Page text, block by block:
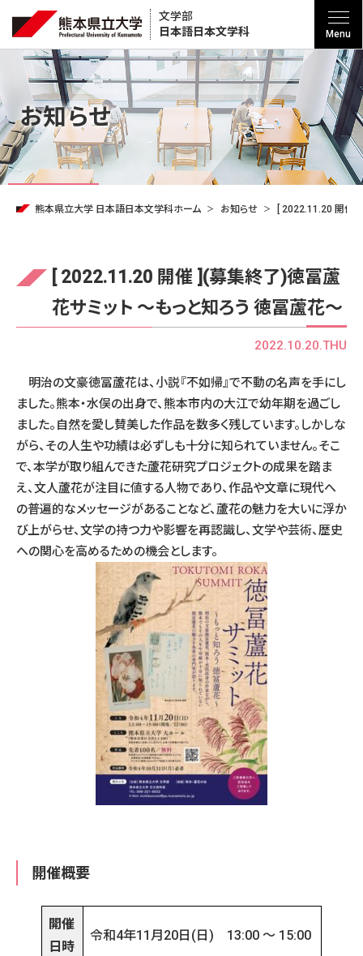
文学部
日本語 日本文学科 Menu
お知らせ
熊本県立大学 日本語日本文学科ホーム お知らせ [ 2022.11.20 開催
[ 2022.11.20 開催 ](募集終了)徳冨蘆
花サミット ～もっと知ろう 徳冨蘆花～
2022.10.20.THU
明治の文豪徳冨蘆花は、小説『不如帰』で不動の名声を手にし
ました。熊本・水俣の出身で、熊本市内の大江で幼年期を過ごし
ました。自然を愛し賛美した作品を数多く残しています。しかしな
がら、その人生や功績は必ずしも十分に知られていません。そこ
で、本学が取り組んできた蘆花研究プロジェクトの成果を踏ま
え、文人蘆花が注目に値する人物であり、作品や文章に現代へ
の普遍的なメッセージがあることなど、蘆花の魅力を大いに浮か
び上がらせ、文学の持つ力や影響を再認識し、文学や芸術、歴史
への関心を高めるための機会とします。
開催概要
開催
日時
令和4年11月20日(日) 13:00 ～ 15:00